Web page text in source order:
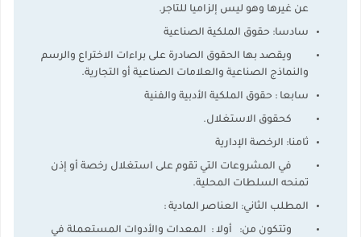
عن غيرها وهو ليس إلزاميا للتاجر.
سادسا: حقوق الملكية الصناعية
ويقصد بها الحقوق الصادرة على براءات الاختراع والرسم
والنماذج الصناعية والعلامات الصناعية أو التجارية.
سابعا : حقوق الملكية الأدبية والفنية
كحقوق الاستغلال.
ثامنا: الرخصة الإدارية
في المشروعات التي تقوم على استغلال رخصة أو إذن
تمنحه السلطات المحلية.
المطلب الثاني: العناصر المادية :
وتتكون من: أولا : المعدات والأدوات المستعملة في